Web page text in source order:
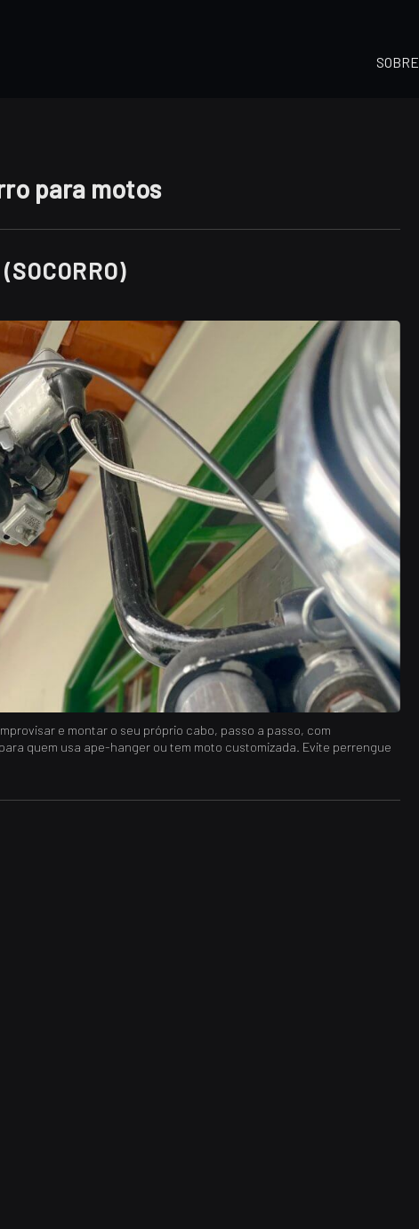
SOBRE
para motos
e montar o seu próprio cabo, passo a passo, com
quem usa ape-hanger ou tem moto customizada. Evite perrengue